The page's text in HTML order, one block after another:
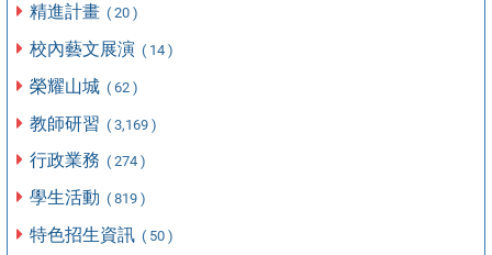
精進計畫 ( 20 )
校內藝文展演 ( 14 )
榮耀山城 ( 62 )
教師研習 ( 3,169 )
行政業務 ( 274 )
學生活動 ( 819 )
特色招生資訊 ( 50 )